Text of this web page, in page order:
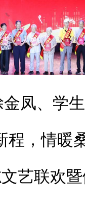
凤、学
程，情暖
艺联欢